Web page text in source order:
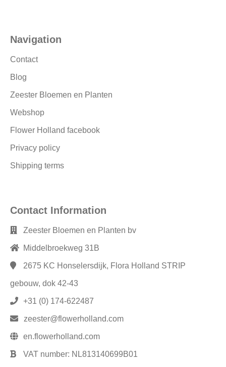
Navigation
Contact
Blog
Zeester Bloemen en Planten
Webshop
Flower Holland facebook
Privacy policy
Shipping terms
Contact Information
Zeester Bloemen en Planten bv
Middelbroekweg 31B
2675 KC Honselersdijk, Flora Holland STRIP
gebouw, dok 42-43
+31 (0) 174-622487
zeester@flowerholland.com
en.flowerholland.com
VAT number: NL813140699B01